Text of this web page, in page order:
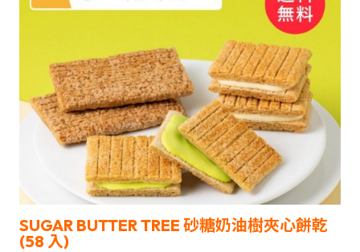
SUGAR BUTTER TREE 砂糖奶油樹夾心餅乾
(58 入)